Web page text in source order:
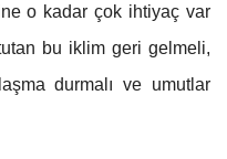
o kadar çok ihtiyaç var
bu iklim geri gelmeli,
durmalı ve umutlar